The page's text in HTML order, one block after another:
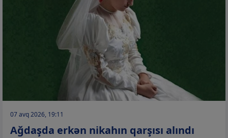
07 avq 2026, 19:11
Ağdaşda erkən nikahın qarşısı alındı